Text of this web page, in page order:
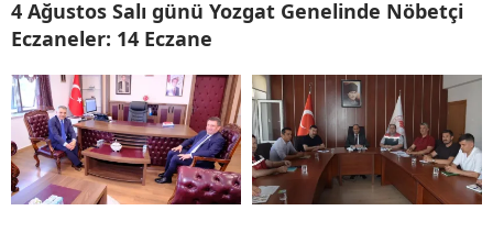
4 Ağustos Salı günü Yozgat Genelinde Nöbetçi
Eczaneler: 14 Eczane